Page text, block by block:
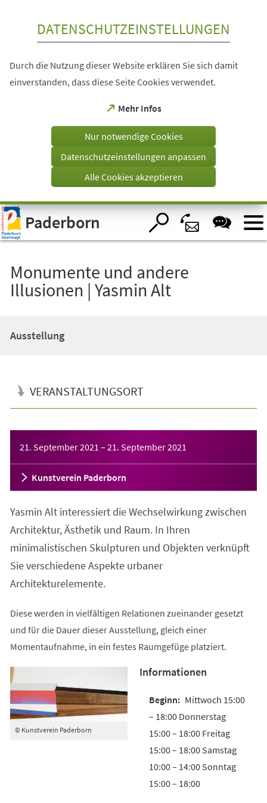
Visuelle
Assistenzsoftware
öffnen.
DATENSCHUTZEINSTELLUNGEN
Durch die Nutzung dieser Website erklären Sie sich damit
einverstanden, dass diese Seite Cookies verwendet.
Mehr Infos
(Öffnet
einem
Tab)
Nur notwendige Cookies
Datenschutzeinstellungen anpassen
Alle Cookies akzeptieren
Paderborn
Monumente und andere
Illusionen | Yasmin Alt
Ausstellung
VERANSTALTUNGSORT
21. September 2021 – 21. September 2021
Kunstverein Paderborn
Yasmin Alt interessiert die Wechselwirkung zwischen
Architektur, Ästhetik und Raum. In Ihren
minimalistischen Skulpturen und Objekten verknüpft
Sie verschiedene Aspekte urbaner
Architekturelemente.
Diese werden in vielfältigen Relationen zueinander gesetzt
und für die Dauer dieser Ausstellung, gleich einer
Momentaufnahme, in ein festes Raumgefüge platziert.
© Kunstverein Paderborn
Informationen
Mittwoch 15:00
– 18:00 Donnerstag
15:00 – 18:00 Freitag
15:00 – 18:00 Samstag
10:00 – 14:00 Sonntag
15:00 – 18:00